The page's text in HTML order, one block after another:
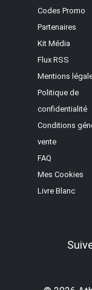
Codes Promo
Partenaires
Kit Média
Flux RSS
Mentions
Politique de
confidentialité
Conditions
vente
FAQ
Mes Cookies
Livre Blanc